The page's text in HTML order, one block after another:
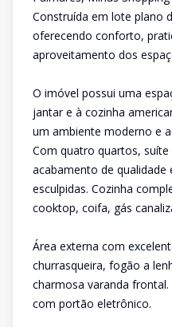
Construída em lote plano
oferecendo conforto,
aproveitamento dos
O imóvel possui uma
jantar e à cozinha
um ambiente moderno e
Com quatro quartos,
acabamento de qualidade
esculpidas. Cozinha
cooktop, coifa, gás
Área externa com
churrasqueira, fogão a
charmosa varanda
com portão eletrônico.